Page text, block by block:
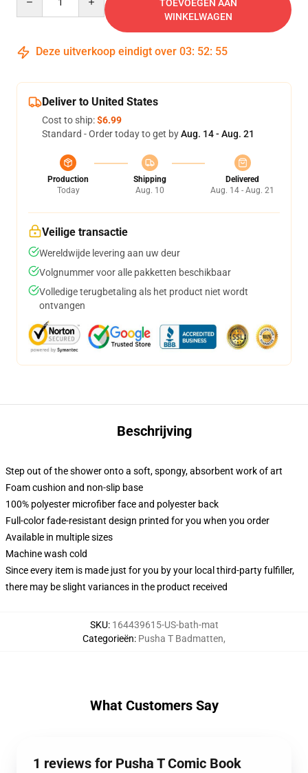
TOEVOEGEN AAN
WINKELWAGEN
Deze uitverkoop eindigt over 03: 52: 54
Deliver to United States
Cost to ship:$6.99
Standard - Order today to get byAug. 14 - Aug. 21
Production
Today
Shipping
Aug. 10
Delivered
Aug. 14 - Aug. 21
Veilige transactie
Wereldwijde levering aan uw deur
Volgnummer voor alle pakketten beschikbaar
Volledige terugbetaling als het product niet wordt
ontvangen
Beschrijving
Step out of the shower onto a soft, spongy, absorbent work of art
Foam cushion and non-slip base
100% polyester microfiber face and polyester back
Full-color fade-resistant design printed for you when you order
Available in multiple sizes
Machine wash cold
Since every item is made just for you by your local third-party fulfiller,
there may be slight variances in the product received
SKU: 164439615-US-bath-mat
Categorieën: Pusha T Badmatten,
What Customers Say
1 reviews for Pusha T Comic Book